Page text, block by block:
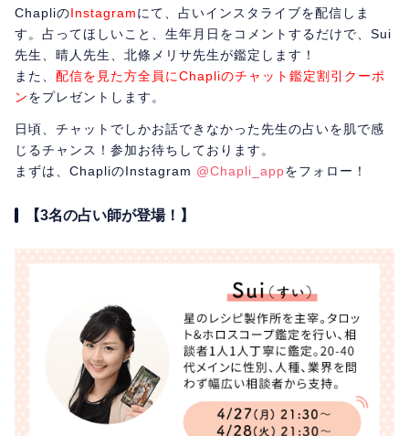
ChapliのInstagramにて、占いインスタライブを配信しま
す。占ってほしいこと、生年月日をコメントするだけで、Sui
先生、晴人先生、北條メリサ先生が鑑定します！
また、 配信を見た方全員にChapliのチャット鑑定割引クーポ
ンをプレゼントします。
日頃、チャットでしかお話できなかった先生の占いを肌で感
じるチャンス！参加お待ちしております。
まずは、ChapliのInstagram @Chapli_appをフォロー！
【3名の占い師が登場！】